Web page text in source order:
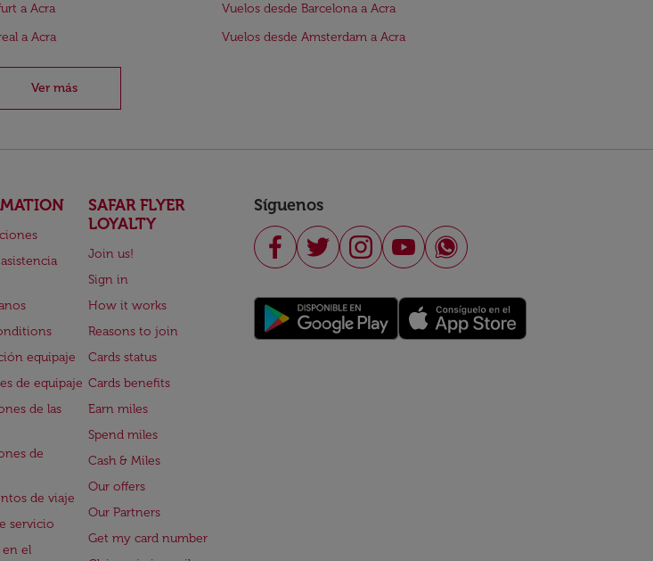
a Acra
Vuelos desde Barcelona a Acra
a Acra Vuelos desde Amsterdam a Acra
Ver más
equipaje
de equipaje
de las
de
de viaje
servicio
el
SAFAR FLYER
LOYALTY
Join us!
Sign in
How it works
Reasons to join
Cards status
Cards benefits
Earn miles
Spend miles
Cash & Miles
Our offers
Our Partners
Get my card number
Síguenos